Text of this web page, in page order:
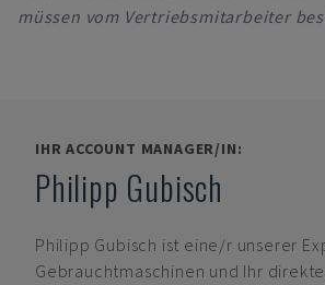
müssen vom Vertriebsmitarbeiter
IHR ACCOUNT MANAGER/IN:
Philipp Gubisch
Philipp Gubisch ist eine/r unserer
Gebrauchtmaschinen und Ihr